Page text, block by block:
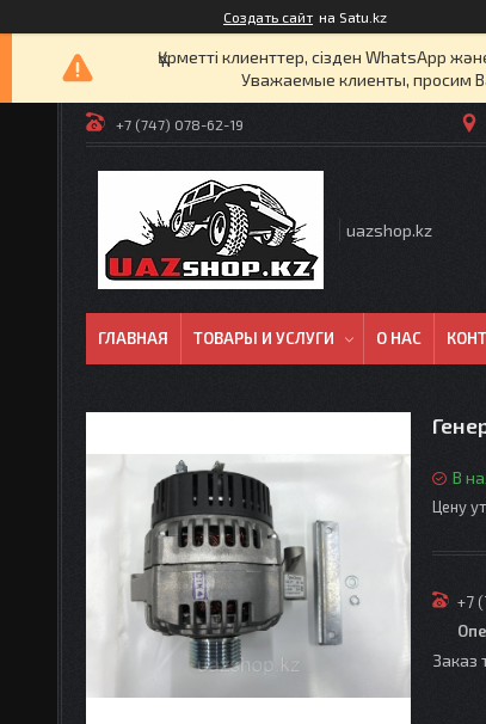
Создать сайт на Satu.kz
Құрметті клиенттер, сізден WhatsApp
Уважаемые клиенты, просим
+7 (747) 078-62-19
uazshop.kz
ГЛАВНАЯ ТОВАРЫ И УСЛУГИ О НАС
В
Цену
+7
Заказ